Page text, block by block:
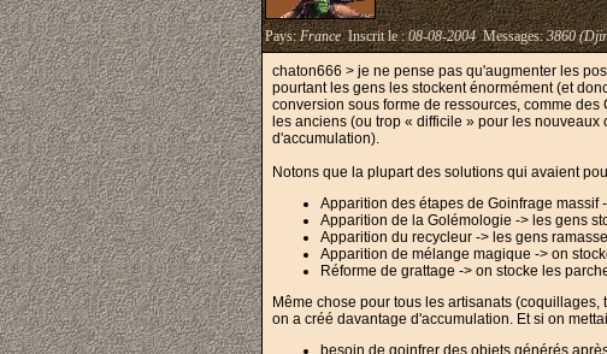
Pays:FranceInscrit le :08-08-2004Messages:3860
chaton666 > je ne pense pas qu'augmenter les
pourtant les gens les stockent énormément (et
conversion sous forme de ressources, comme
les anciens (ou trop « difficile » pour les
d'accumulation).
Notons que la plupart des solutions qui avaient
Apparition des étapes de Goinfrage
Apparition de la Golémologie -> les gens
Apparition du recycleur -> les gens
Apparition de mélange magique -> on
Réforme de grattage -> on stocke les
Même chose pour tous les artisanats
on a créé davantage d'accumulation. Et si on
besoin de goinfrer des objets générés